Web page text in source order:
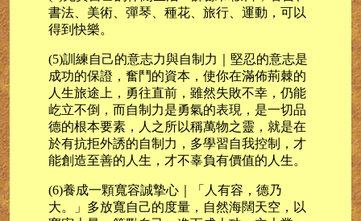
書法、美術、彈琴、種花、旅行、運動，可以
得到快樂。
(5)訓練自己的意志力與自制力｜堅忍的意志是
成功的保證，奮鬥的資本，使你在滿佈荊棘的
人生旅途上，勇往直前，雖然失敗不幸，仍能
屹立不倒，而自制力是勇氣的表現，是一切品
德的根本要素，人之所以稱萬物之靈，就是在
於有抗拒外誘的自制力，多學習自我控制，才
能創造至善的人生，才不辜負有價值的人生。
(6)養成一顆寬容誠摯心｜「人有容，德乃
大。」多放寬自己的度量，自然海闊天空，以